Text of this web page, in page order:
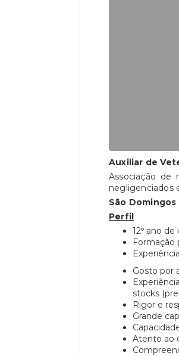
Auxiliar de
Associação de
negligenciados
São
Perfil
12º ano
Formação
Gosto por
stocks
Rigor e
Grande
Atento ao